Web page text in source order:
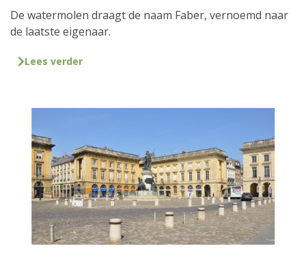
De watermolen draagt de naam Faber, vernoemd naar
de laatste eigenaar.
Lees verder